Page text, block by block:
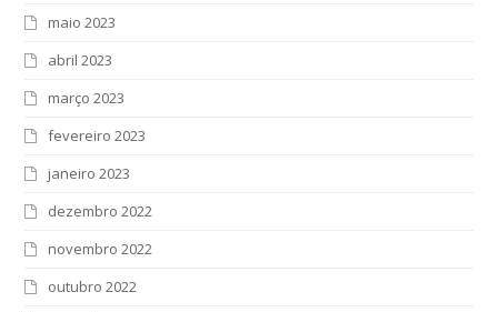
maio 2023
abril 2023
março 2023
fevereiro 2023
janeiro 2023
dezembro 2022
novembro 2022
outubro 2022